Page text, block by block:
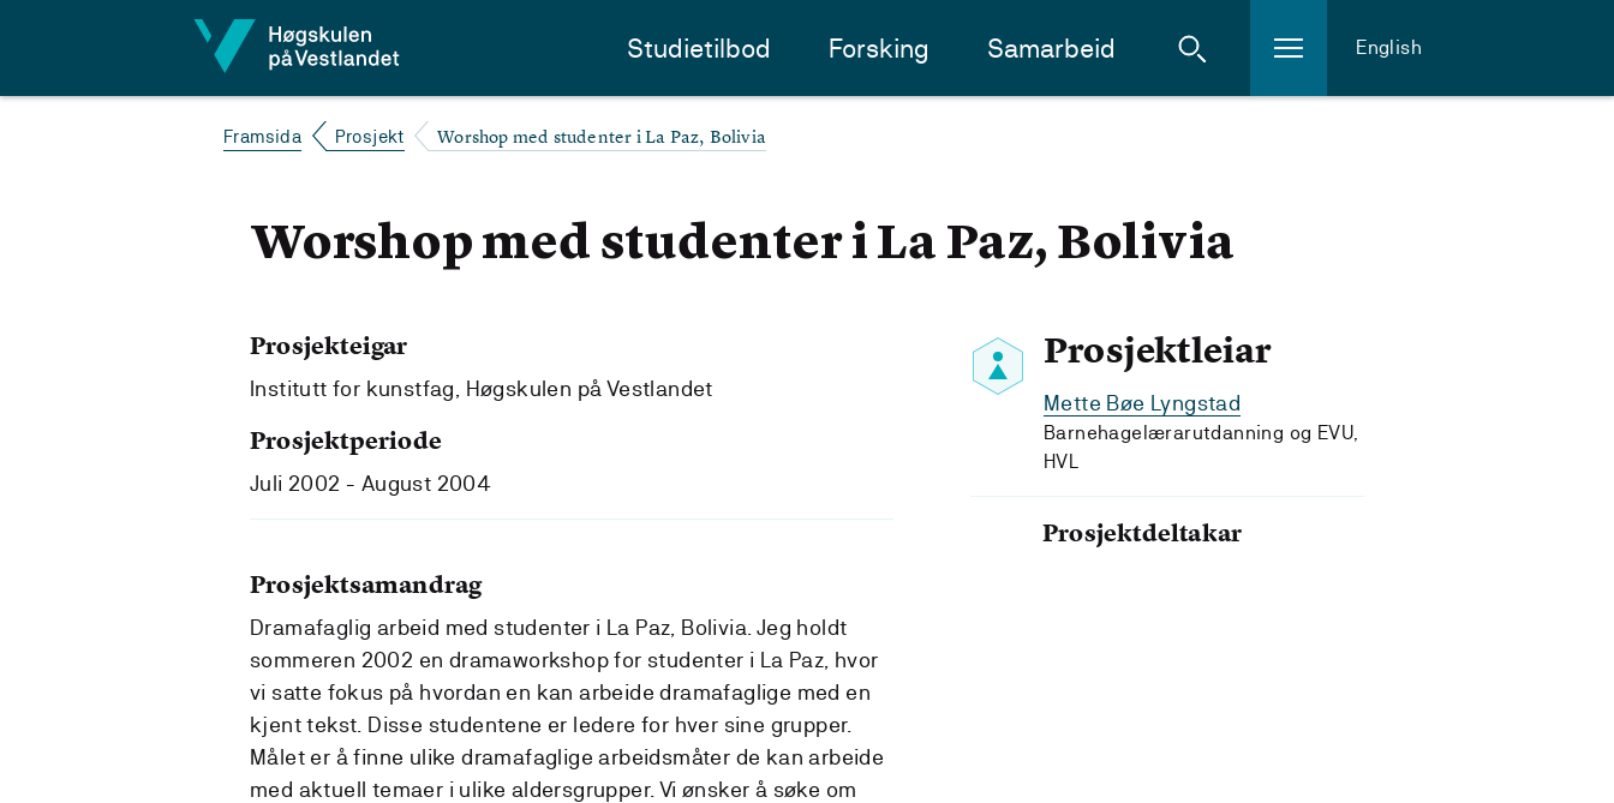
Studietilbod Forsking Samarbeid English
Framsida Prosjekt Worshop med studenter i La Paz, Bolivia
Worshop med studenter i La Paz, Bolivia
Prosjektleiar
Mette Bøe Lyngstad
Barnehagelærarutdanning og EVU,
HVL
Prosjektdeltakar
Prosjekteigar
Institutt for kunstfag, Høgskulen på Vestlandet
Prosjektperiode
Juli 2002 - August 2004
Prosjektsamandrag
Dramafaglig arbeid med studenter i La Paz, Bolivia. Jeg holdt
sommeren 2002 en dramaworkshop for studenter i La Paz, hvor
vi satte fokus på hvordan en kan arbeide dramafaglige med en
kjent tekst. Disse studentene er ledere for hver sine grupper.
Målet er å finne ulike dramafaglige arbeidsmåter de kan arbeide
med aktuell temaer i ulike aldersgrupper. Vi ønsker å søke om